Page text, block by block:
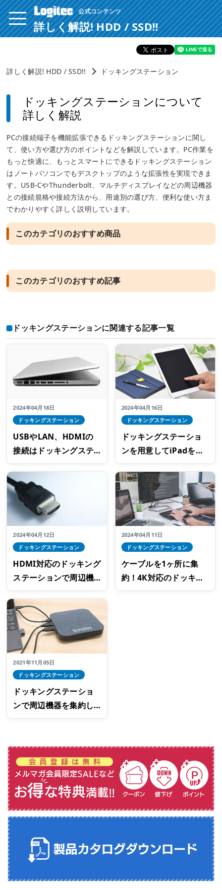
公式コンテンツ
詳しく解説! HDD / SSD!!
詳しく解説! HDD / SSD!! ドッキングステーション
ドッキングステーションについて
詳しく解説
PCの接続端子を機能拡張できるドッキングステーションに関し
て、使い方や選び方のポイントなどを解説しています。PC作業を
もっと快適に、もっとスマートにできるドッキングステーション
はノートパソコンでもデスクトップのような拡張性を実現できま
す。USB-CやThunderbolt、マルチディスプレイなどの周辺機器
との接続規格や接続方法から、用途別の選び方、便利な使い方ま
でわかりやすく詳しく説明しています。
このカテゴリのおすすめ商品
このカテゴリのおすすめ記事
ドッキングステーションに関連する記事一覧
2024年04月18日
ドッキングステーション
USBやLAN、HDMIの
接続はドッキングステ
ーションで行おう！選
び方のポイントは？
2024年04月16日
ドッキングステーション
ドッキングステーショ
ンを用意してiPadを快
適に使おう！使いやす
いおすすめ製品の特長
2024年04月12日
ドッキングステーション
HDMI対応のドッキング
ステーションで周辺機
器を一括管理！
2024年04月11日
ドッキングステーション
ケーブルを1ヶ所に集
約！4K対応のドッキン
グステーションで作業
2021年11月05日
ドッキングステーション
ドッキングステーショ
ンで周辺機器を集約し
よう！端子が少ないパ